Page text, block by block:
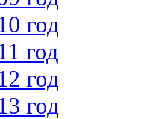
год
год
год
год